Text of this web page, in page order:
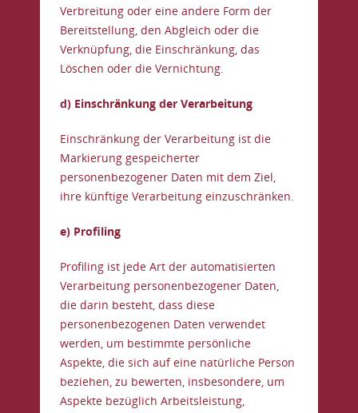
Verbreitung oder eine andere Form der
Bereitstellung, den Abgleich oder die
Verknüpfung, die Einschränkung, das
Löschen oder die Vernichtung.
d) Einschränkung der Verarbeitung
Einschränkung der Verarbeitung ist die
Markierung gespeicherter
personenbezogener Daten mit dem Ziel,
ihre künftige Verarbeitung einzuschränken.
e) Profiling
Profiling ist jede Art der automatisierten
Verarbeitung personenbezogener Daten,
die darin besteht, dass diese
personenbezogenen Daten verwendet
werden, um bestimmte persönliche
Aspekte, die sich auf eine natürliche Person
beziehen, zu bewerten, insbesondere, um
Aspekte bezüglich Arbeitsleistung,